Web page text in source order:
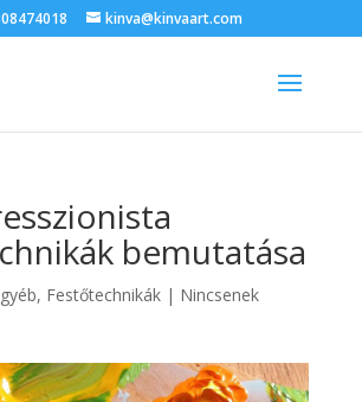
kinva@kinvaart.com
bemutatása
, Festőtechnikák| Nincsenek